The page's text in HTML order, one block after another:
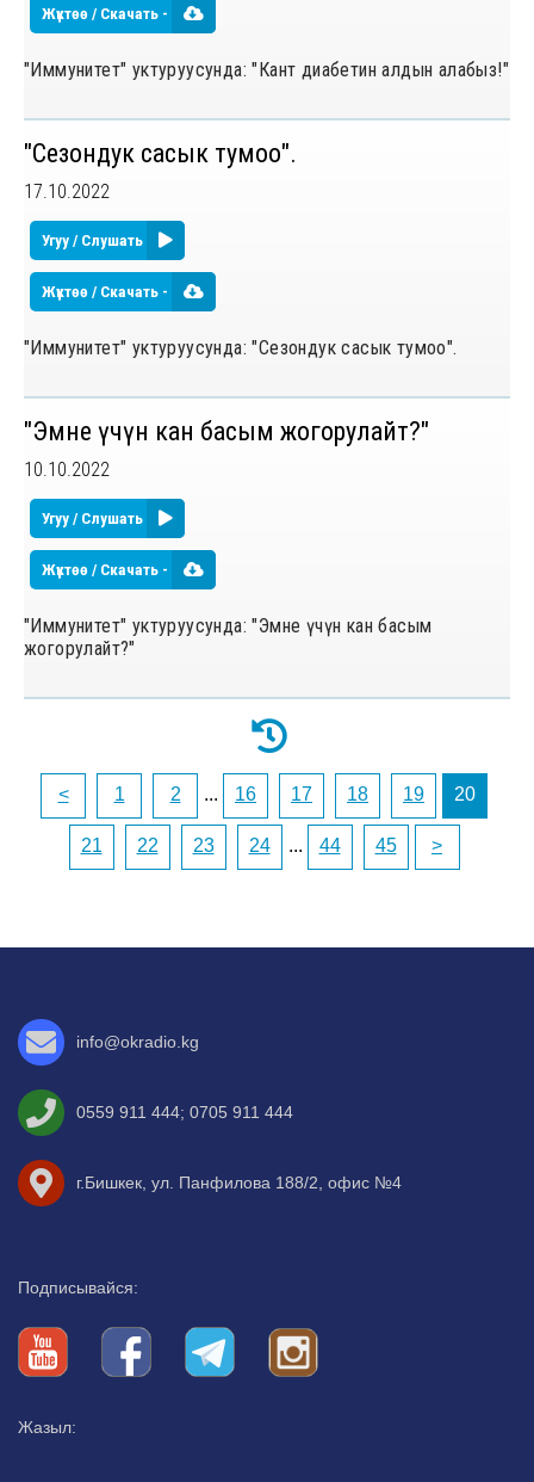
Жүктөө / Скачать -
"Иммунитет" уктуруусунда: "Кант диабетин алдын алабыз!"
"Сезондук сасык тумоо".
17.10.2022
Угуу / Слушать
Жүктөө / Скачать -
"Иммунитет" уктуруусунда: "Сезондук сасык тумоо".
"Эмне үчүн кан басым жогорулайт?"
10.10.2022
Угуу / Слушать
Жүктөө / Скачать -
"Иммунитет" уктуруусунда: "Эмне үчүн кан басым
жогорулайт?"
< 1 2 ... 16 17 18 19 20
21 22 23 24 ... 44 45 >
info@okradio.kg
0559 911 444; 0705 911 444
г.Бишкек, ул. Панфилова 188/2, офис №4
Подписывайся:
Жазыл: